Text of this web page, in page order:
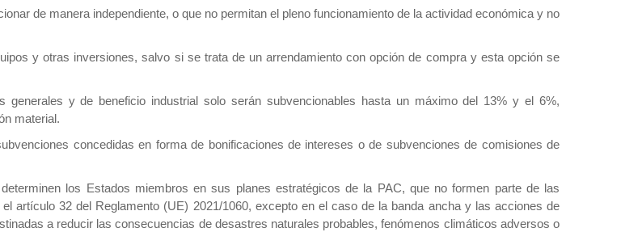
de manera independiente, o que no permitan el pleno funcionamiento de la actividad económica y no
y otras inversiones, salvo si se trata de un arrendamiento con opción de compra y esta opción se
y de beneficio industrial solo serán subvencionables hasta un máximo del 13% y el 6%,
material.
concedidas en forma de bonificaciones de intereses o de subvenciones de comisiones de
los Estados miembros en sus planes estratégicos de la PAC, que no formen parte de las
artículo 32 del Reglamento (UE) 2021/1060, excepto en el caso de la banda ancha y las acciones de
a reducir las consecuencias de desastres naturales probables, fenómenos climáticos adversos o